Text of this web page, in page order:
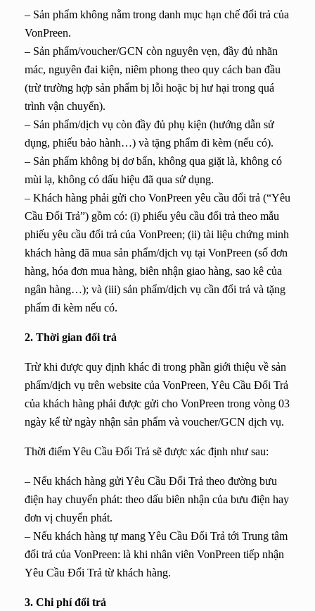
– Sản phẩm không nằm trong danh mục hạn chế đổi trả của
VonPreen.
– Sản phẩm/voucher/GCN còn nguyên vẹn, đầy đủ nhãn
mác, nguyên đai kiện, niêm phong theo quy cách ban đầu
(trừ trường hợp sản phẩm bị lỗi hoặc bị hư hại trong quá
trình vận chuyển).
– Sản phẩm/dịch vụ còn đầy đủ phụ kiện (hướng dẫn sử
dụng, phiếu bảo hành…) và tặng phẩm đi kèm (nếu có).
– Sản phẩm không bị dơ bẩn, không qua giặt là, không có
mùi lạ, không có dấu hiệu đã qua sử dụng.
– Khách hàng phải gửi cho VonPreen yêu cầu đổi trả (“Yêu
Cầu Đổi Trả”) gồm có: (i) phiếu yêu cầu đổi trả theo mẫu
phiếu yêu cầu đổi trả của VonPreen; (ii) tài liệu chứng minh
khách hàng đã mua sản phẩm/dịch vụ tại VonPreen (số đơn
hàng, hóa đơn mua hàng, biên nhận giao hàng, sao kê của
ngân hàng…); và (iii) sản phẩm/dịch vụ cần đổi trả và tặng
phẩm đi kèm nếu có.
2. Thời gian đổi trả
Trừ khi được quy định khác đi trong phần giới thiệu về sản
phẩm/dịch vụ trên website của VonPreen, Yêu Cầu Đổi Trả
của khách hàng phải được gửi cho VonPreen trong vòng 03
ngày kể từ ngày nhận sản phẩm và voucher/GCN dịch vụ.
Thời điểm Yêu Cầu Đổi Trả sẽ được xác định như sau:
– Nếu khách hàng gửi Yêu Cầu Đổi Trả theo đường bưu
điện hay chuyển phát: theo dấu biên nhận của bưu điện hay
đơn vị chuyển phát.
– Nếu khách hàng tự mang Yêu Cầu Đổi Trả tới Trung tâm
đổi trả của VonPreen: là khi nhân viên VonPreen tiếp nhận
Yêu Cầu Đổi Trả từ khách hàng.
3. Chi phí đổi trả